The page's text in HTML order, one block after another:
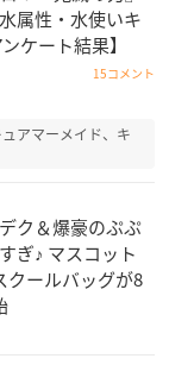
属性・水使いキ
ケート結果】
15コメント
アマーメイド、キ
ク＆爆豪のぷぷ
ぎ♪ マスコット
クールバッグが8